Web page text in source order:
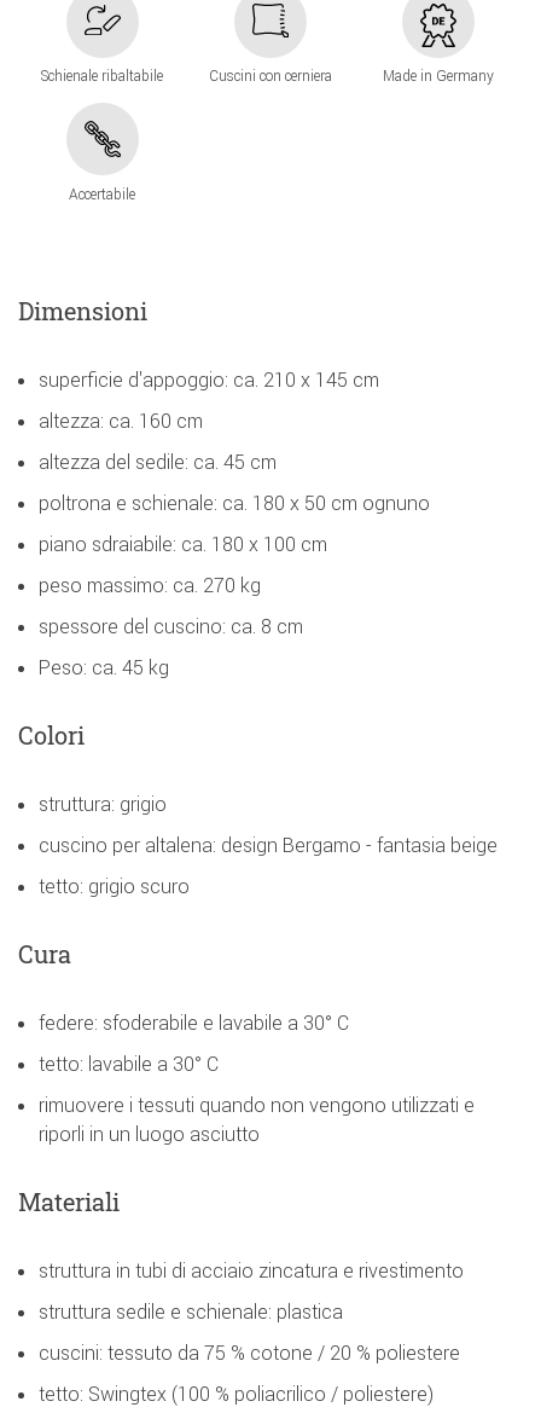
Schienale ribaltabile Cuscini con cerniera Made in Germany
Accertabile
Dimensioni
superficie d'appoggio: ca. 210 x 145 cm
altezza: ca. 160 cm
altezza del sedile: ca. 45 cm
poltrona e schienale: ca. 180 x 50 cm ognuno
piano sdraiabile: ca. 180 x 100 cm
peso massimo: ca. 270 kg
spessore del cuscino: ca. 8 cm
Peso: ca. 45 kg
Colori
struttura: grigio
cuscino per altalena: design Bergamo - fantasia beige
tetto: grigio scuro
Cura
federe: sfoderabile e lavabile a 30° C
tetto: lavabile a 30° C
rimuovere i tessuti quando non vengono utilizzati e
riporli in un luogo asciutto
Materiali
struttura in tubi di acciaio zincatura e rivestimento
struttura sedile e schienale: plastica
cuscini: tessuto da 75 % cotone / 20 % poliestere
tetto: Swingtex (100 % poliacrilico / poliestere)